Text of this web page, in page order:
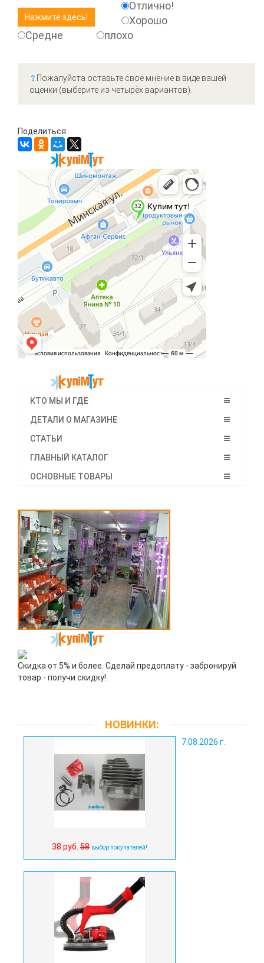
Отлично!
Хорошо
Средне
плохо
⇧ Пожалуйста оставьте своё мнение в виде вашей
оценки (выберите из четырёх вариантов).
Поделиться:
КТО МЫ И ГДЕ
ДЕТАЛИ О МАГАЗИНЕ
СТАТЬИ
ГЛАВНЫЙ КАТАЛОГ
ОСНОВНЫЕ ТОВАРЫ
Скидка от 5% и более. Сделай предоплату - забронируй
товар - получи скидку!
НОВИНКИ:
7.08.2026 г.
38 руб. 58 выбор покупателей!